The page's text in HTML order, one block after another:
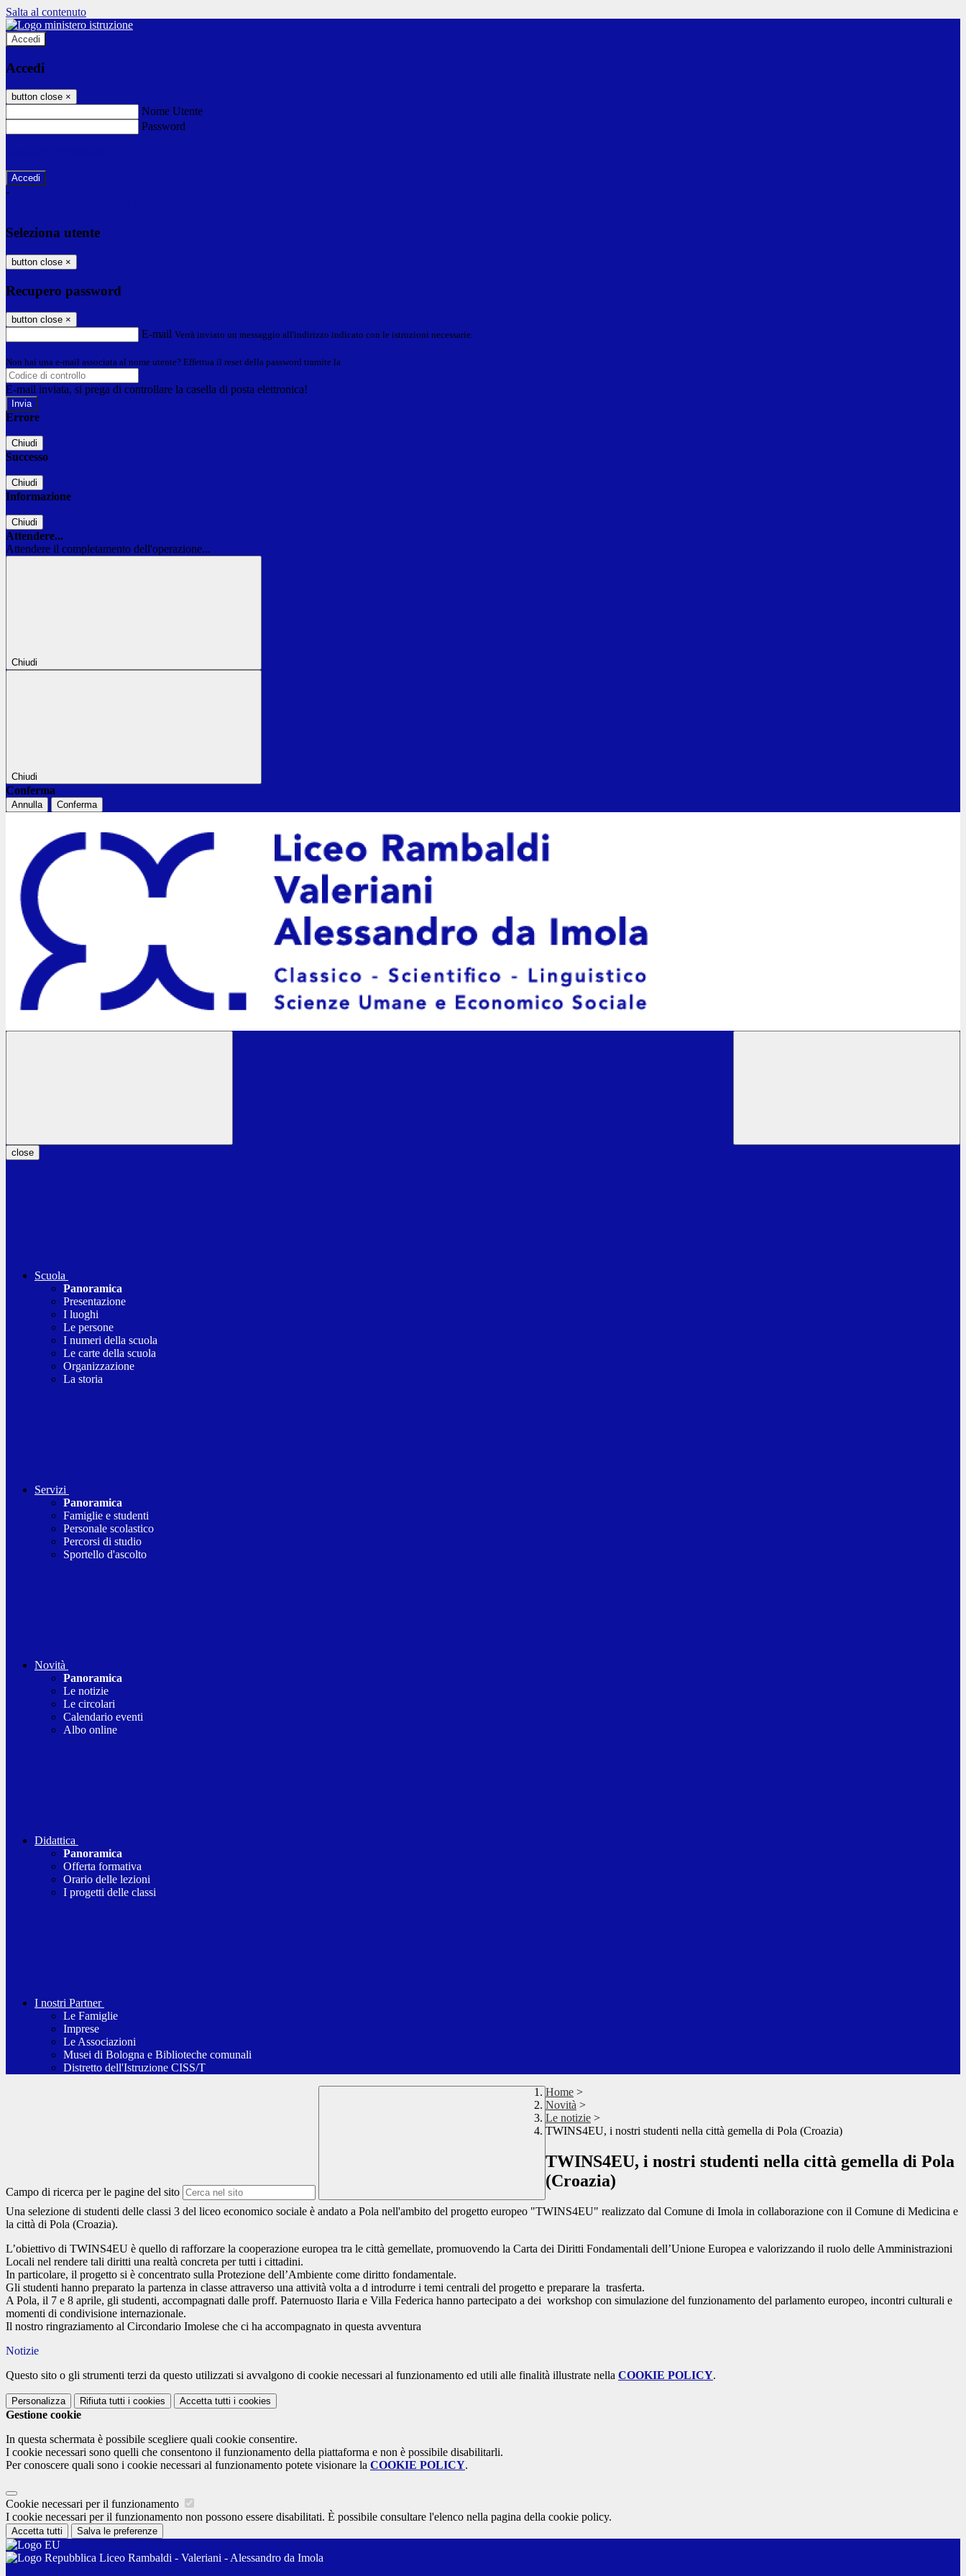
Salta al contenuto
Accedi
Accedi
button close ×
Nome Utente
Password
-
Seleziona utente
button close ×
Recupero password
button close ×
E-mail Verrà inviato un messaggio all'indirizzo indicato con le istruzioni necessarie.
Non hai una e-mail associata al nome utente? Effettua il reset della password tramite la
E-mail inviata, si prega di controllare la casella di posta elettronica!
Errore
Chiudi
Successo
Chiudi
Informazione
Chiudi
Attendere...
Attendere il completamento dell'operazione...
Chiudi
Chiudi
Conferma
Annulla Conferma
close
Scuola
Panoramica
Presentazione
I luoghi
Le persone
I numeri della scuola
Le carte della scuola
Organizzazione
La storia
Servizi
Panoramica
Famiglie e studenti
Personale scolastico
Percorsi di studio
Sportello d'ascolto
Novità
Panoramica
Le notizie
Le circolari
Calendario eventi
Albo online
Didattica
Panoramica
Offerta formativa
Orario delle lezioni
I progetti delle classi
I nostri Partner
Le Famiglie
Imprese
Le Associazioni
Musei di Bologna e Biblioteche comunali
Distretto dell'Istruzione CISS/T
Campo di ricerca per le pagine del sito
Home >
Novità >
Le notizie >
TWINS4EU, i nostri studenti nella città gemella di Pola (Croazia)
TWINS4EU, i nostri studenti nella città gemella di Pola
(Croazia)
Una selezione di studenti delle classi 3 del liceo economico sociale è andato a Pola nell'ambito del progetto europeo "TWINS4EU" realizzato dal Comune di Imola in collaborazione con il Comune di Medicina e
la città di Pola (Croazia).
L’obiettivo di TWINS4EU è quello di rafforzare la cooperazione europea tra le città gemellate, promuovendo la Carta dei Diritti Fondamentali dell’Unione Europea e valorizzando il ruolo delle Amministrazioni
Locali nel rendere tali diritti una realtà concreta per tutti i cittadini.
In particolare, il progetto si è concentrato sulla Protezione dell’Ambiente come diritto fondamentale.
Gli studenti hanno preparato la partenza in classe attraverso una attività volta a d introdurre i temi centrali del progetto e preparare la trasferta.
A Pola, il 7 e 8 aprile, gli studenti, accompagnati dalle proff. Paternuosto Ilaria e Villa Federica hanno partecipato a dei workshop con simulazione del funzionamento del parlamento europeo, incontri culturali e
momenti di condivisione internazionale.
Il nostro ringraziamento al Circondario Imolese che ci ha accompagnato in questa avventura
Notizie
Questo sito o gli strumenti terzi da questo utilizzati si avvalgono di cookie necessari al funzionamento ed utili alle finalità illustrate nella COOKIE POLICY.
Personalizza Rifiuta tutti i cookies Accetta tutti i cookies
Gestione cookie
In questa schermata è possibile scegliere quali cookie consentire.
I cookie necessari sono quelli che consentono il funzionamento della piattaforma e non è possibile disabilitarli.
Per conoscere quali sono i cookie necessari al funzionamento potete visionare la COOKIE POLICY.
Cookie necessari per il funzionamento
I cookie necessari per il funzionamento non possono essere disabilitati. È possibile consultare l'elenco nella pagina della cookie policy.
Accetta tutti Salva le preferenze
Liceo Rambaldi - Valeriani - Alessandro da Imola